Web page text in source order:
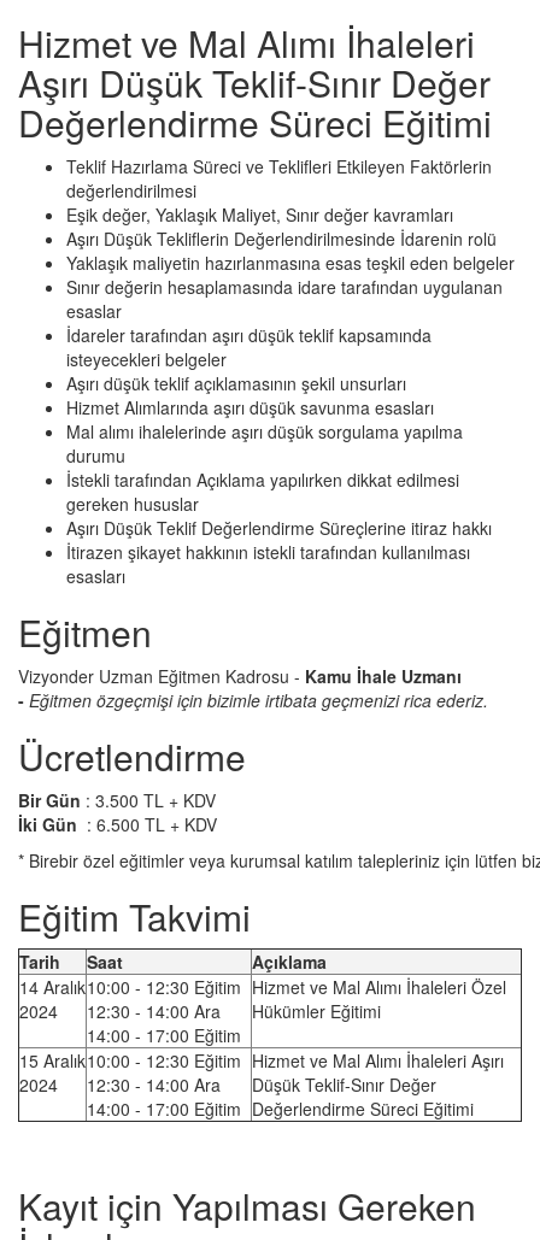
Hizmet ve Mal Alımı İhaleleri
Aşırı Düşük Teklif-Sınır Değer
Değerlendirme Süreci Eğitimi
Teklif Hazırlama Süreci ve Teklifleri Etkileyen Faktörlerin
değerlendirilmesi
Eşik değer, Yaklaşık Maliyet, Sınır değer kavramları
Aşırı Düşük Tekliflerin Değerlendirilmesinde İdarenin rolü
Yaklaşık maliyetin hazırlanmasına esas teşkil eden belgeler
Sınır değerin hesaplamasında idare tarafından uygulanan
esaslar
İdareler tarafından aşırı düşük teklif kapsamında
isteyecekleri belgeler
Aşırı düşük teklif açıklamasının şekil unsurları
Hizmet Alımlarında aşırı düşük savunma esasları
Mal alımı ihalelerinde aşırı düşük sorgulama yapılma
durumu
İstekli tarafından Açıklama yapılırken dikkat edilmesi
gereken hususlar
Aşırı Düşük Teklif Değerlendirme Süreçlerine itiraz hakkı
İtirazen şikayet hakkının istekli tarafından kullanılması
esasları
Eğitmen
Vizyonder Uzman Eğitmen Kadrosu - Kamu İhale Uzmanı
- Eğitmen özgeçmişi için bizimle irtibata geçmenizi rica ederiz.
Ücretlendirme
Bir Gün : 3.500 TL + KDV
İki Gün : 6.500 TL + KDV
* Birebir özel eğitimler veya kurumsal katılım talepleriniz için lütfen
Eğitim Takvimi
Tarih Saat
Açıklama
14 Aralık
2024
10:00 - 12:30 Eğitim
12:30 - 14:00 Ara
14:00 - 17:00 Eğitim
Hizmet ve Mal Alımı İhaleleri Özel
Hükümler Eğitimi
15 Aralık
2024
10:00 - 12:30 Eğitim
12:30 - 14:00 Ara
14:00 - 17:00 Eğitim
Hizmet ve Mal Alımı İhaleleri Aşırı
Düşük Teklif-Sınır Değer
Değerlendirme Süreci Eğitimi
Kayıt için Yapılması Gereken